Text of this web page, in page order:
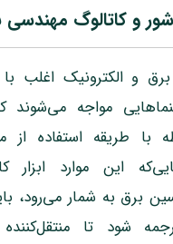
و کاتالوگ مهندسی
و الکترونیک اغلب
مواجه می‌شوند
با طریقه استفاده از
این موارد ابزار
برق به شمار می‌رود،
شود تا